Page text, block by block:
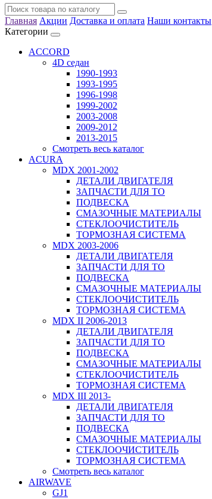
Главная Акции Доставка и оплата Наши контакты
Категории
ACCORD
4D седан
1990-1993
1993-1995
1996-1998
1999-2002
2003-2008
2009-2012
2013-2015
Смотреть весь каталог
ACURA
MDX 2001-2002
ДЕТАЛИ ДВИГАТЕЛЯ
ЗАПЧАСТИ ДЛЯ ТО
ПОДВЕСКА
СМАЗОЧНЫЕ МАТЕРИАЛЫ
СТЕКЛООЧИСТИТЕЛЬ
ТОРМОЗНАЯ СИСТЕМА
MDX 2003-2006
ДЕТАЛИ ДВИГАТЕЛЯ
ЗАПЧАСТИ ДЛЯ ТО
ПОДВЕСКА
СМАЗОЧНЫЕ МАТЕРИАЛЫ
СТЕКЛООЧИСТИТЕЛЬ
ТОРМОЗНАЯ СИСТЕМА
MDX II 2006-2013
ДЕТАЛИ ДВИГАТЕЛЯ
ЗАПЧАСТИ ДЛЯ ТО
ПОДВЕСКА
СМАЗОЧНЫЕ МАТЕРИАЛЫ
СТЕКЛООЧИСТИТЕЛЬ
ТОРМОЗНАЯ СИСТЕМА
MDX III 2013-
ДЕТАЛИ ДВИГАТЕЛЯ
ЗАПЧАСТИ ДЛЯ ТО
ПОДВЕСКА
СМАЗОЧНЫЕ МАТЕРИАЛЫ
СТЕКЛООЧИСТИТЕЛЬ
ТОРМОЗНАЯ СИСТЕМА
Смотреть весь каталог
AIRWAVE
GJ1